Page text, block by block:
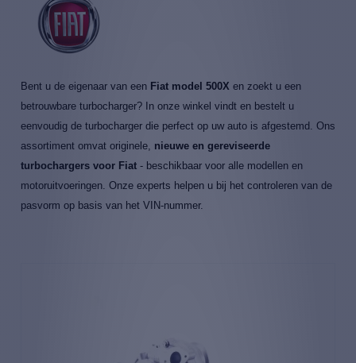
Bent u de eigenaar van een Fiat model 500X en zoekt u een
betrouwbare turbocharger? In onze winkel vindt en bestelt u
eenvoudig de turbocharger die perfect op uw auto is afgestemd. Ons
assortiment omvat originele, nieuwe en gereviseerde
turbochargers voor Fiat - beschikbaar voor alle modellen en
motoruitvoeringen. Onze experts helpen u bij het controleren van de
pasvorm op basis van het VIN-nummer.